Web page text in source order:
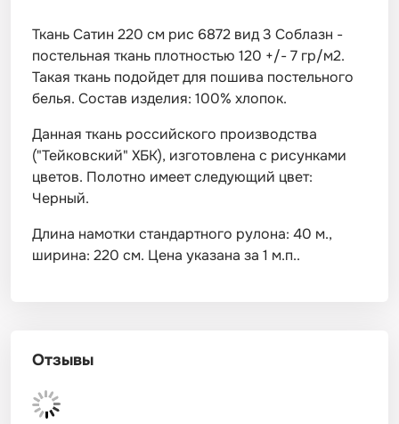
Ткань Сатин 220 см рис 6872 вид 3 Соблазн -
постельная ткань плотностью 120 +/- 7 гр/м2.
Такая ткань подойдет для пошива постельного
белья. Состав изделия: 100% хлопок.
Данная ткань российского производства
("Тейковский" ХБК), изготовлена с рисунками
цветов. Полотно имеет следующий цвет:
Черный.
Длина намотки стандартного рулона: 40 м.,
ширина: 220 см. Цена указана за 1 м.п..
Отзывы